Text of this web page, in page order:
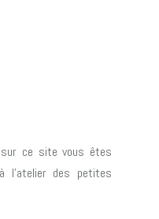
ce site vous êtes
l’atelier des petites